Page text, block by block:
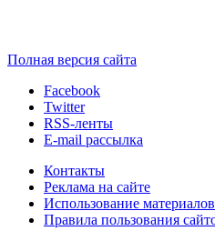
Полная версия сайта
Facebook
Twitter
RSS-ленты
E-mail рассылка
Контакты
Реклама на сайте
Использование
Правила пользования